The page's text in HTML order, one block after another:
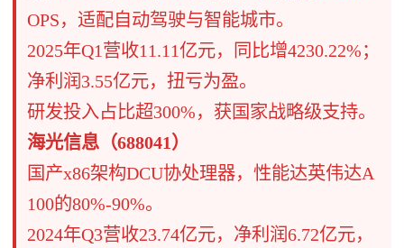
OPS，适配自动驾驶与智能城市。
​​2025年Q1营收11.11亿元​​，同比增4230.22%；
净利润3.55亿元，扭亏为盈。
研发投入占比超300%，获国家战略级支持。
​​海光信息（688041）​​
​​国产x86架构DCU协处理器​​，性能达英伟达A
100的80%-90%。
​​2024年Q3营收23.74亿元​​，净利润6.72亿元，